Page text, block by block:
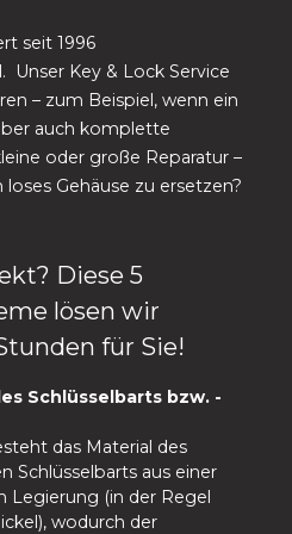
seit 1996
Unser Key & Lock Service
– zum Beispiel, wenn ein
auch komplette
oder große Reparatur –
loses Gehäuse zu ersetzen?
Diese 5
lösen wir
für Sie!
Schlüsselbarts bzw. -
das Material des
Schlüsselbarts aus einer
Legierung (in der Regel
wodurch der